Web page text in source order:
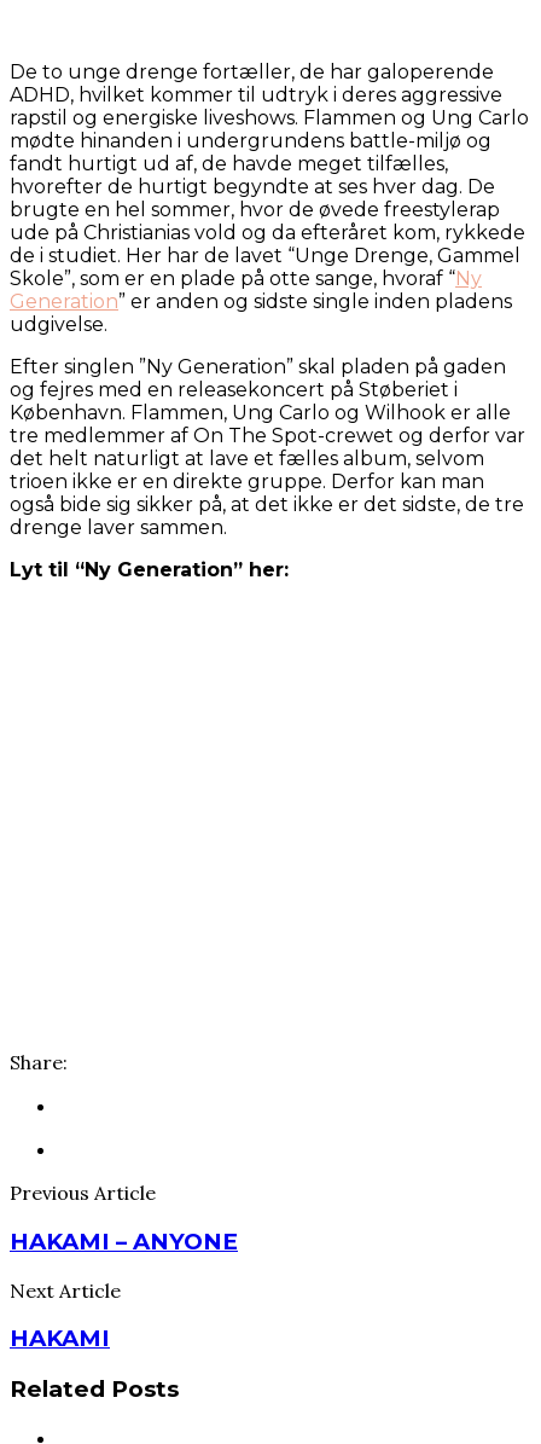
De to unge drenge fortæller, de har galoperende
ADHD, hvilket kommer til udtryk i deres aggressive
rapstil og energiske liveshows. Flammen og Ung Carlo
mødte hinanden i undergrundens battle-miljø og
fandt hurtigt ud af, de havde meget tilfælles,
hvorefter de hurtigt begyndte at ses hver dag. De
brugte en hel sommer, hvor de øvede freestylerap
ude på Christianias vold og da efteråret kom, rykkede
de i studiet. Her har de lavet “Unge Drenge, Gammel
Skole”, som er en plade på otte sange, hvoraf “Ny
Generation” er anden og sidste single inden pladens
udgivelse.
Efter singlen ”Ny Generation” skal pladen på gaden
og fejres med en releasekoncert på Støberiet i
København. Flammen, Ung Carlo og Wilhook er alle
tre medlemmer af On The Spot-crewet og derfor var
det helt naturligt at lave et fælles album, selvom
trioen ikke er en direkte gruppe. Derfor kan man
også bide sig sikker på, at det ikke er det sidste, de tre
drenge laver sammen.
Lyt til “Ny Generation” her:
Share:
Previous Article
HAKAMI – ANYONE
Next Article
HAKAMI
Related Posts